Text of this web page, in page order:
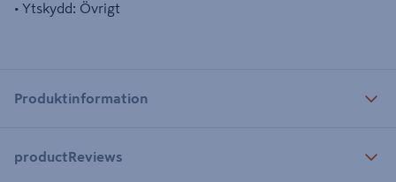
• Ytskydd: Övrigt
Produktinformation
productReviews